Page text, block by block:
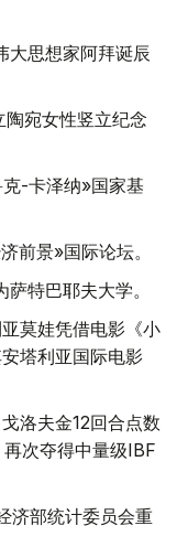
大思想家阿拜诞辰
宛女性竖立纪念
-卡泽纳»国家基
前景»国际论坛。
特巴耶夫大学。
莫娃凭借电影《小
塔利亚国际电影
洛夫金12回合点数
次夺得中量级IBF
济部统计委员会重